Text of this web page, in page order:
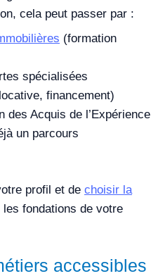
cela peut passer par :
(formation
spécialisées
financement)
des Acquis de l’Expérience
un parcours
profil et de choisir la
les fondations de votre
accessibles